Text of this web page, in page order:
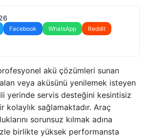
Facebook WhatsApp
Reddit
akü çözümleri sunan
veya aküsünü yenilemek isteyen
yerinde servis desteğini kesintisiz
kolaylık sağlamaktadır. Araç
sorunsuz kılmak adına
birlikte yüksek performansta